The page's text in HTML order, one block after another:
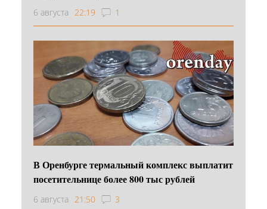
6 августа 22:19 1
В Оренбурге термальный комплекс выплатит
посетительнице более 800 тыс рублей
6 августа 21:50 3